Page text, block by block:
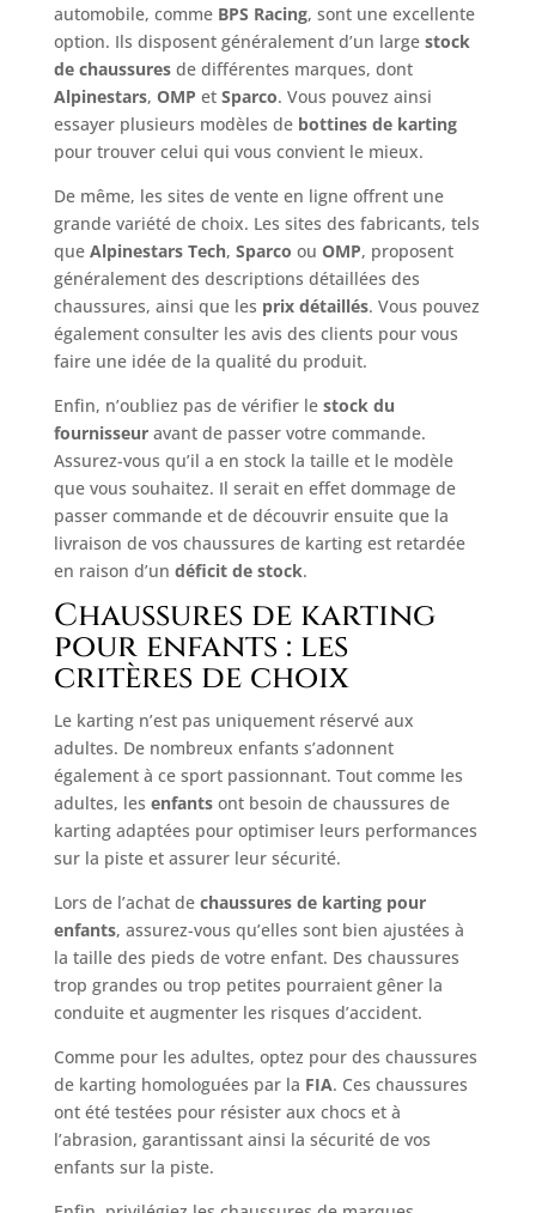
automobile, comme BPS Racing, sont une excellente
option. Ils disposent généralement d’un large stock
de chaussuresde différentes marques, dont
Alpinestars, OMP et Sparco. Vous pouvez ainsi
essayer plusieurs modèles de bottines de karting
pour trouver celui qui vous convient le mieux.
De même, les sites de vente en ligne offrent une
grande variété de choix. Les sites des fabricants, tels
que Alpinestars Tech, Sparco ou OMP, proposent
généralement des descriptions détaillées des
chaussures, ainsi que les prix détaillés. Vous pouvez
également consulter les avis des clients pour vous
faire une idée de la qualité du produit.
Enfin, n’oubliez pas de vérifier le stock du
fournisseuravant de passer votre commande.
Assurez-vous qu’il a en stock la taille et le modèle
que vous souhaitez. Il serait en effet dommage de
passer commande et de découvrir ensuite que la
livraison de vos chaussures de karting est retardée
en raison d’un déficit de stock.
Chaussures de karting
pour enfants : les
critères de choix
Le karting n’est pas uniquement réservé aux
adultes. De nombreux enfants s’adonnent
également à ce sport passionnant. Tout comme les
adultes, les enfantsont besoin de chaussures de
karting adaptées pour optimiser leurs performances
sur la piste et assurer leur sécurité.
Lors de l’achat de chaussures de karting pour
enfants, assurez-vous qu’elles sont bien ajustées à
la taille des pieds de votre enfant. Des chaussures
trop grandes ou trop petites pourraient gêner la
conduite et augmenter les risques d’accident.
Comme pour les adultes, optez pour des chaussures
de karting homologuées par la FIA. Ces chaussures
ont été testées pour résister aux chocs et à
l’abrasion, garantissant ainsi la sécurité de vos
enfants sur la piste.